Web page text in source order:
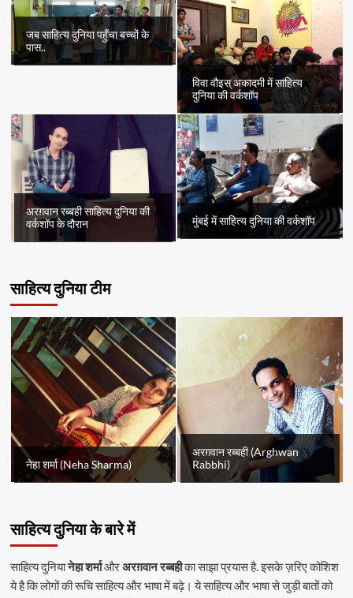
जब साहित्य दुनिया पहुँचा बच्चों के
पास..
विवा वौइस् अकादमी में साहित्य
दुनिया की वर्कशॉप
अरग़वान रब्बही साहित्य दुनिया की
वर्कशॉप के दौरान
मुंबई में साहित्य दुनिया की वर्कशॉप
साहित्य दुनिया टीम
नेहा शर्मा (Neha Sharma)
अरग़वान रब्बही (Arghwan
Rabbhi)
साहित्य दुनिया के बारे में
साहित्य दुनियानेहा शर्माऔरअरग़वान रब्बहीका साझा प्रयास है. इसके ज़रिए कोशिश
ये है कि लोगों की रूचि साहित्य और भाषा में बढ़े। ये साहित्य और भाषा से जुड़ी बातों को